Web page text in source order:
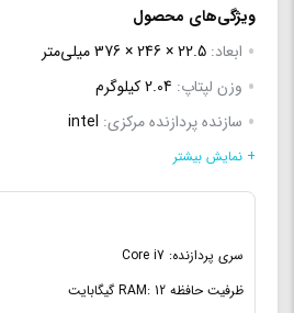
ویژگی‌های محصول
ابعاد: 22.5 × 246 × 376 میلی‌متر
وزن لپتاپ: 2.04 کیلوگرم
سازنده پردازنده مرکزی: intel
سری پردازنده مرکزی:
مدل پردازنده مرکزی:Core i7 1051
ظرفیت حافظه Cache:
ظرفیت حافظه RAM:
12 گیگابایت
+ نمایش بیشتر
سری پردازنده: Core i7
ظرفیت حافظه RAM: 12 گیگابایت